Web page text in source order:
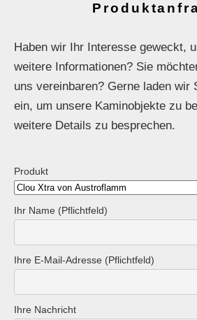
Haben wir Ihr Interesse geweckt,
weitere Informationen? Sie
uns vereinbaren? Gerne laden wir
ein, um unsere Kaminobjekte zu
weitere Details zu besprechen.
Produkt
Ihr Name (Pflichtfeld)
Ihre E-Mail-Adresse (Pflichtfeld)
Ihre Nachricht